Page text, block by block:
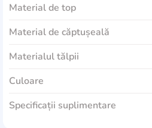
Material de top
Material de căptușeală
Materialul tălpii
Culoare
Specificații suplimentare